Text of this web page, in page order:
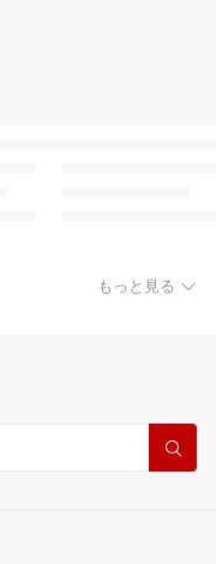
もっと見る